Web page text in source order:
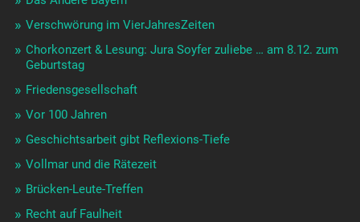
Verschwörung im VierJahresZeiten
Chorkonzert & Lesung: Jura Soyfer zuliebe … am 8.12. zum
Geburtstag
Friedensgesellschaft
Vor 100 Jahren
Geschichtsarbeit gibt Reflexions-Tiefe
Vollmar und die Rätezeit
Brücken-Leute-Treffen
Recht auf Faulheit